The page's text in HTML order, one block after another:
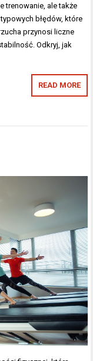
trenowanie, ale także
błędów, które
przynosi liczne
Odkryj, jak
READ MORE